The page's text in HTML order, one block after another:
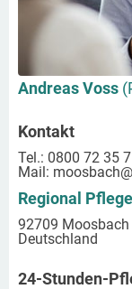
Andreas Voss
Kontakt
Tel.: 0800 72 35
Mail: moosbach
Regional Pflege
92709 Moosbach
Deutschland
24-Stunden-